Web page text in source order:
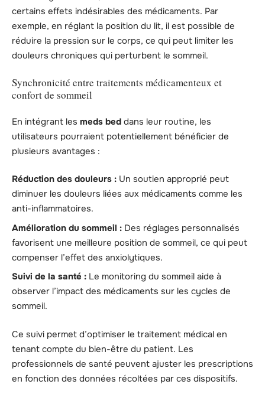
certains effets indésirables des médicaments. Par
exemple, en réglant la position du lit, il est possible de
réduire la pression sur le corps, ce qui peut limiter les
douleurs chroniques qui perturbent le sommeil.
Synchronicité entre traitements médicamenteux et
confort de sommeil
En intégrant les meds bed dans leur routine, les
utilisateurs pourraient potentiellement bénéficier de
plusieurs avantages :
Réduction des douleurs : Un soutien approprié peut
diminuer les douleurs liées aux médicaments comme les
anti-inflammatoires.
Amélioration du sommeil : Des réglages personnalisés
favorisent une meilleure position de sommeil, ce qui peut
compenser l’effet des anxiolytiques.
Suivi de la santé : Le monitoring du sommeil aide à
observer l’impact des médicaments sur les cycles de
sommeil.
Ce suivi permet d’optimiser le traitement médical en
tenant compte du bien-être du patient. Les
professionnels de santé peuvent ajuster les prescriptions
en fonction des données récoltées par ces dispositifs.